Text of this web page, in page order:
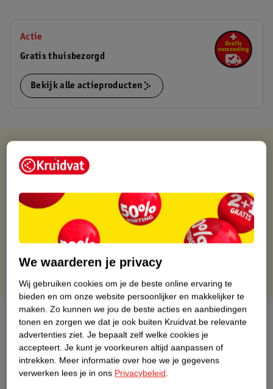
Actie
Gratis thuisbezorgd
Bekijk alle actieproducten
Kruidvat is altijd voordelig
Op werkdagen voor 22:00 uur besteld, volgende dag in huis
Gratis thuisbezorgd vanaf 50.00
Gratis retourneren binnen 30 dagen
Gratis punten met je Kruidvat kaart
Over dit product
Productinformatie
Etiketinformatie
We waarderen je privacy
Wij gebruiken cookies om je de beste online ervaring te
bieden en om onze website persoonlijker en makkelijker te
maken. Zo kunnen we jou de beste acties en aanbiedingen
tonen en zorgen we dat je ook buiten Kruidvat.be relevante
advertenties ziet. Je bepaalt zelf welke cookies je
accepteert. Je kunt je voorkeuren altijd aanpassen of
intrekken. Meer informatie over hoe we je gegevens
verwerken lees je in ons Privacybeleid.